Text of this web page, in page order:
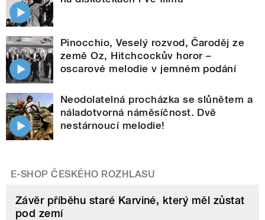
Pinocchio, Veselý rozvod, Čaroděj ze
země Oz, Hitchcockův horor –
oscarové melodie v jemném podání
Neodolatelná procházka se slůnětem a
náladotvorná náměsíčnost. Dvě
nestárnoucí melodie!
E-SHOP ČESKÉHO ROZHLASU
Závěr příběhu staré Karviné, který měl zůstat
pod zemí